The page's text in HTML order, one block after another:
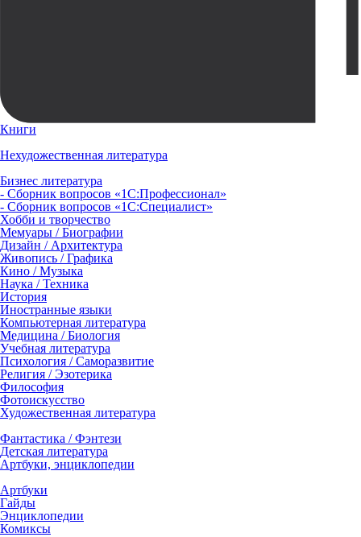
Книги
Нехудожественная литература
Бизнес литература
- Сборник вопросов «1С:Профессионал»
- Сборник вопросов «1С:Специалист»
Хобби и творчество
Мемуары / Биографии
Дизайн / Архитектура
Живопись / Графика
Кино / Музыка
Наука / Техника
История
Иностранные языки
Компьютерная литература
Медицина / Биология
Учебная литература
Психология / Саморазвитие
Религия / Эзотерика
Философия
Фотоискусство
Художественная литература
Фантастика / Фэнтези
Детская литература
Артбуки, энциклопедии
Артбуки
Гайды
Энциклопедии
Комиксы